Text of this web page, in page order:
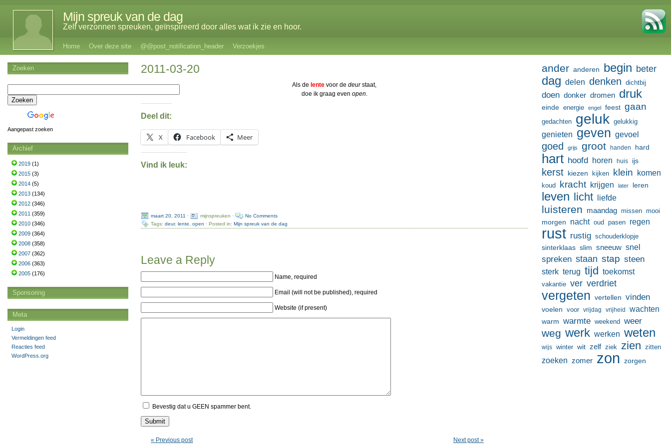
Mijn spreuk van de dag
Zelf verzonnen spreuken, geïnspireerd door alles wat ik zie en hoor.
Home Over deze site @@post_notification_header Verzoekjes
2011-03-20
Als de lentevoor dedeurstaat,
doe ik graag even open.
Deel dit:
X Facebook Meer
Vind ik leuk:
maart 20, 2011 · mijnspreuken ·
No Comments
Tags:deur,lente ,open · Posted in:Mijn spreuk van de dag
Leave a Reply
Name, required
Email (will not be published), required
Website (if present)
Bevestig dat u GEEN spammer bent.
« Previous post Next post »
ander anderen begin beter
dag delen denken dichtbij
doen donker dromen druk
einde energie engel feest gaan
gedachten geluk gelukkig
genieten geven gevoel
goed grijs groot handen hard
hart hoofd horen huis ijs
kerst kiezen kijken klein komen
koud kracht krijgen later leren
leven licht liefde
luisteren maandag missen mooi
morgen nacht oud pasen regen
rust rustig schouderklopje
sinterklaas slim sneeuw snel
spreken staan stap steen
sterk terug tijd toekomst
vakantie ver verdriet
vergeten vertellen vinden
voelen voor vrijdag vrijheid wachten
warm warmte weekend weer
weg werk werken weten
wijs winter wit zelf ziek zien zitten
zoeken zomer zon zorgen
Zoeken
Aangepast zoeken
Archief
2019 (1)
2015 (3)
2014 (5)
2013 (134)
2012 (346)
2011 (359)
2010 (346)
2009 (364)
2008 (358)
2007 (362)
2006 (363)
2005 (176)
Sponsoring
Meta
Login
Vermeldingen feed
Reacties feed
WordPress.org